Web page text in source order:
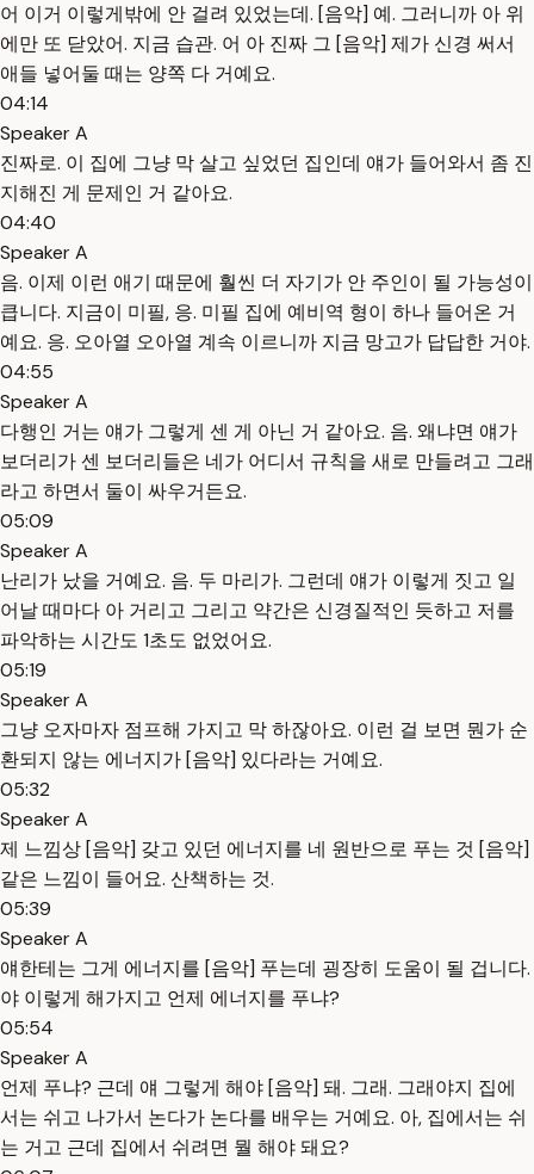
어 이거 이렇게밖에 안 걸려 있었는데. [음악] 예. 그러니까 아 위
에만 또 닫았어. 지금 습관. 어 아 진짜 그 [음악] 제가 신경 써서
애들 넣어둘 때는 양쪽 다 거예요.
04:14
Speaker A
진짜로. 이 집에 그냥 막 살고 싶었던 집인데 얘가 들어와서 좀 진
지해진 게 문제인 거 같아요.
04:40
Speaker A
음. 이제 이런 애기 때문에 훨씬 더 자기가 안 주인이 될 가능성이
큽니다. 지금이 미필, 응. 미필 집에 예비역 형이 하나 들어온 거
예요. 응. 오아열 오아열 계속 이르니까 지금 망고가 답답한 거야.
04:55
Speaker A
다행인 거는 얘가 그렇게 센 게 아닌 거 같아요. 음. 왜냐면 얘가
보더리가 센 보더리들은 네가 어디서 규칙을 새로 만들려고 그래
라고 하면서 둘이 싸우거든요.
05:09
Speaker A
난리가 났을 거예요. 음. 두 마리가. 그런데 얘가 이렇게 짓고 일
어날 때마다 아 거리고 그리고 약간은 신경질적인 듯하고 저를
파악하는 시간도 1초도 없었어요.
05:19
Speaker A
그냥 오자마자 점프해 가지고 막 하잖아요. 이런 걸 보면 뭔가 순
환되지 않는 에너지가 [음악] 있다라는 거예요.
05:32
Speaker A
제 느낌상 [음악] 갖고 있던 에너지를 네 원반으로 푸는 것 [음악]
같은 느낌이 들어요. 산책하는 것.
05:39
Speaker A
얘한테는 그게 에너지를 [음악] 푸는데 굉장히 도움이 될 겁니다.
야 이렇게 해가지고 언제 에너지를 푸냐?
05:54
Speaker A
언제 푸냐? 근데 얘 그렇게 해야 [음악] 돼. 그래. 그래야지 집에
서는 쉬고 나가서 논다가 논다를 배우는 거예요. 아, 집에서는 쉬
는 거고 근데 집에서 쉬려면 뭘 해야 돼요?